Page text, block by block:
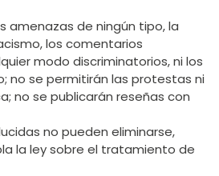
amenazas de ningún tipo, la
los comentarios
modo discriminatorios, ni los
no se permitirán las protestas ni
no se publicarán reseñas con
no pueden eliminarse,
la ley sobre el tratamiento de